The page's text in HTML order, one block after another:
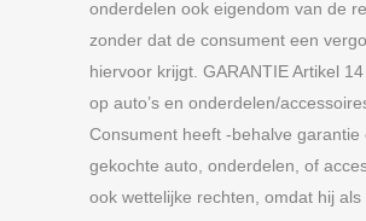
onderdelen ook eigendom van de
zonder dat de consument een
hiervoor krijgt. GARANTIE Artikel
op auto’s en onderdelen/
Consument heeft -behalve garantie
gekochte auto, onderdelen, of
ook wettelijke rechten, omdat hij